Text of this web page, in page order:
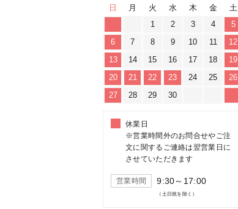
日 月 火 水 木 金
土
1
2 3 4
5
6
7 8 9 10 11
12
13
14 15 16 17 18
19
20
21 22 23 24 25
26
27
28 29 30
休業日
※営業時間外のお問合せやご注
文に関するご連絡は翌営業日に
させていただきます
営業時間 9:30～17:00
（土日祝を除く）